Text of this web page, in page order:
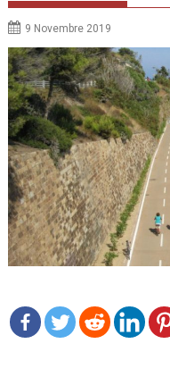
9 Novembre 2019